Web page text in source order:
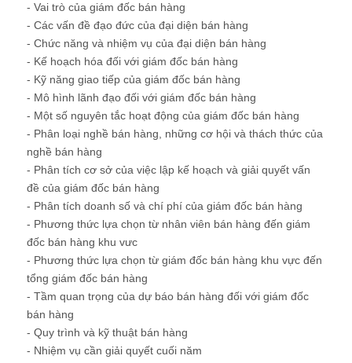
- Vai trò của giám đốc bán hàng
- Các vấn đề đạo đức của đại diện bán hàng
- Chức năng và nhiệm vụ của đại diện bán hàng
- Kế hoạch hóa đối với giám đốc bán hàng
- Kỹ năng giao tiếp của giám đốc bán hàng
- Mô hình lãnh đạo đối với giám đốc bán hàng
- Một số nguyên tắc hoạt động của giám đốc bán hàng
- Phân loại nghề bán hàng, những cơ hội và thách thức của
nghề bán hàng
- Phân tích cơ sở của việc lập kế hoạch và giải quyết vấn
đề của giám đốc bán hàng
- Phân tích doanh số và chí phí của giám đốc bán hàng
- Phương thức lựa chọn từ nhân viên bán hàng đến giám
đốc bán hàng khu vưc
- Phương thức lựa chọn từ giám đốc bán hàng khu vực đến
tổng giám đốc bán hàng
- Tầm quan trọng của dự báo bán hàng đối với giám đốc
bán hàng
- Quy trình và kỹ thuật bán hàng
- Nhiệm vụ cần giải quyết cuối năm